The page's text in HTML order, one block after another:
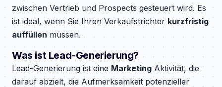
zwischen Vertrieb und Prospects gesteuert wird. Es
ist ideal, wenn Sie Ihren Verkaufstrichter kurzfristig
auffüllen müssen.
Was ist Lead-Generierung?
Lead-Generierung ist eine Marketing Aktivität, die
darauf abzielt, die Aufmerksamkeit potenzieller